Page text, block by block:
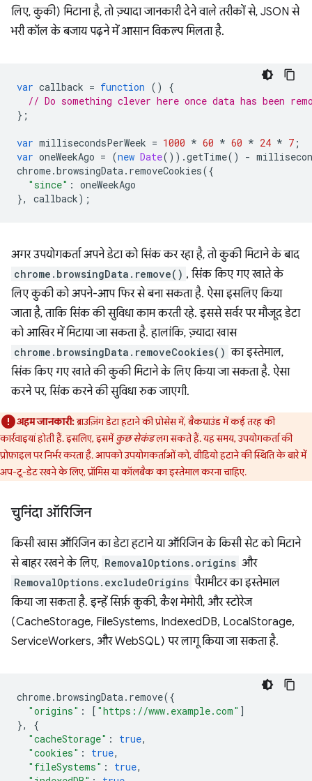
लिए, कुकी) मिटाना है, तो ज़्यादा जानकारी देने वाले तरीकों से, JSON से
भरी कॉल के बजाय पढ़ने में आसान विकल्प मिलता है.
var callback = function ()
{
// Do something clever here once data has been
};
var millisecondsPerWeek = 1000 * 60 * 60 * 24 * 7 ;
var oneWeekAgo = (new Date()).getTime() -
chrome.browsingData. removeCookies({
"since" : oneWeekAgo
},
callback);
अगर उपयोगकर्ता अपने डेटा को सिंक कर रहा है, तो कुकी मिटाने के बाद
chrome.browsingData.remove() , सिंक किए गए खाते के
लिए कुकी को अपने-आप फिर से बना सकता है. ऐसा इसलिए किया
जाता है, ताकि सिंक की सुविधा काम करती रहे. इससे सर्वर पर मौजूद डेटा
को आखिर में मिटाया जा सकता है. हालांकि, ज़्यादा खास
chrome.browsingData.removeCookies() का इस्तेमाल,
सिंक किए गए खाते की कुकी मिटाने के लिए किया जा सकता है. ऐसा
करने पर, सिंक करने की सुविधा रुक जाएगी.
अहम जानकारी:ब्राउज़िंग डेटा हटाने की प्रोसेस में, बैकग्राउंड में कई तरह की
कार्रवाइयां होती हैं. इसलिए, इसमेंकुछ सेकंडलग सकते हैं. यह समय, उपयोगकर्ता की
प्रोफ़ाइल पर निर्भर करता है. आपको उपयोगकर्ताओं को, वीडियो हटाने की स्थिति के बारे में
अप-टू-डेट रखने के लिए, प्रॉमिस या कॉलबैक का इस्तेमाल करना चाहिए.
चुनिंदा ऑरिजिन
किसी खास ऑरिजिन का डेटा हटाने या ऑरिजिन के किसी सेट को मिटाने
से बाहर रखने के लिए, RemovalOptions.origins और
RemovalOptions.excludeOrigins पैरामीटर का इस्तेमाल
किया जा सकता है. इन्हें सिर्फ़ कुकी, कैश मेमोरी, और स्टोरेज
(CacheStorage, FileSystems, IndexedDB, LocalStorage,
ServiceWorkers, और WebSQL) पर लागू किया जा सकता है.
chrome.browsingData. remove({
"origins" : [ "https://www.example.com" ]
},
{
"cacheStorage" : true,
"cookies" : true,
"fileSystems" : true,